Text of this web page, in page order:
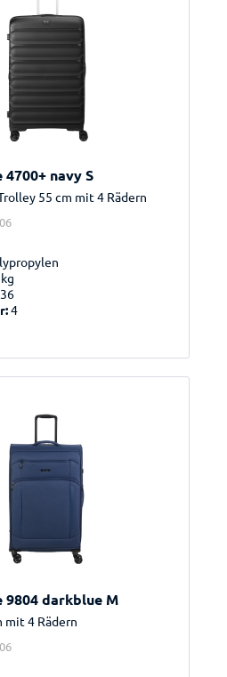
navy S
55 cm mit 4 Rädern
36
4
9804 darkblue M
mit 4 Rädern